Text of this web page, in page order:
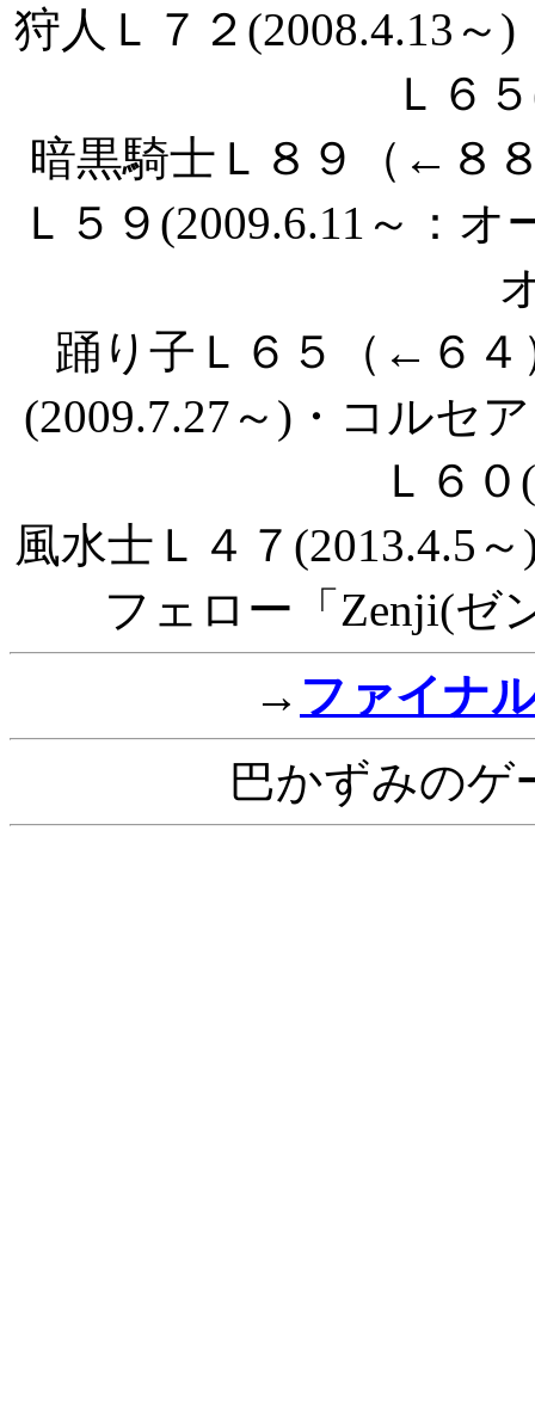
狩人Ｌ７２(2008.4.13～
Ｌ６
暗黒騎士Ｌ８９（←８
Ｌ５９(2009.6.11～：
踊り子Ｌ６５（←６４
(2009.7.27～)・コルセ
Ｌ６
風水士Ｌ４７(2013.4.5
フェロー「Zenji(ゼ
→ ファイナ
巴かずみのゲ